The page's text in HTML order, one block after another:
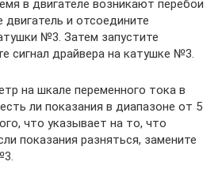
в двигателе возникают перебои
двигатель и отсоедините
№3. Затем запустите
сигнал драйвера на катушке №3.
на шкале переменного тока в
ли показания в диапазоне от 5
что указывает на то, что
показания разняться, замените